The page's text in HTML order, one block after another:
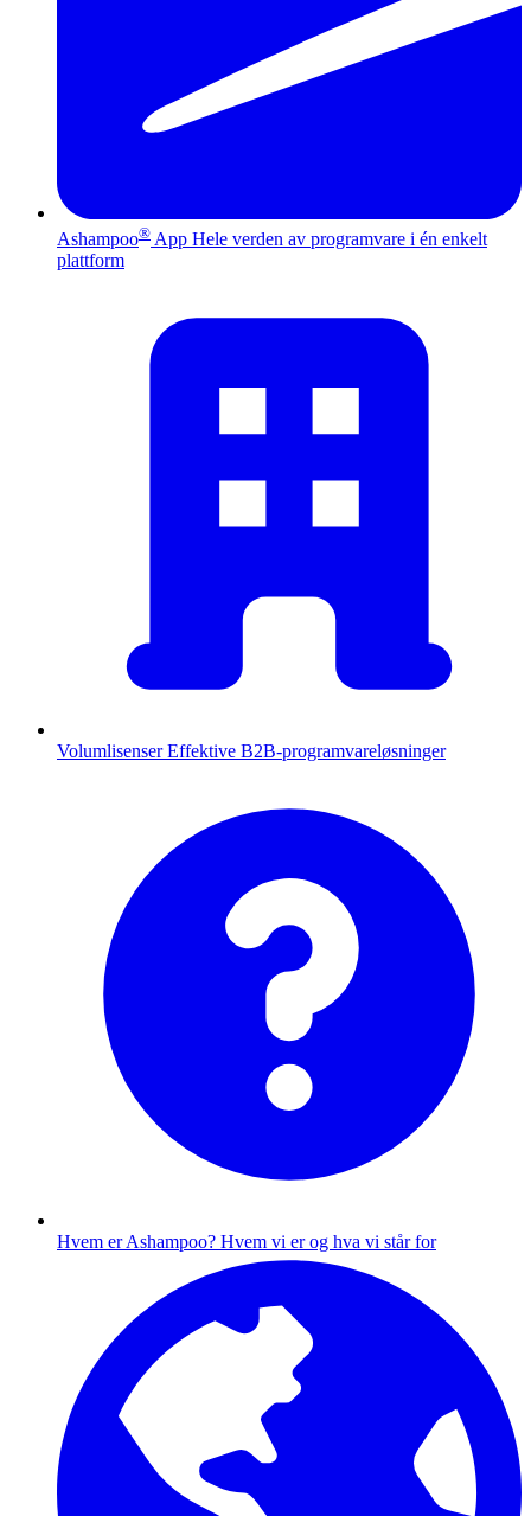
Ashampoo® App Hele verden av programvare i én enkelt
plattform
Volumlisenser Effektive B2B-programvareløsninger
Hvem er Ashampoo? Hvem vi er og hva vi står for